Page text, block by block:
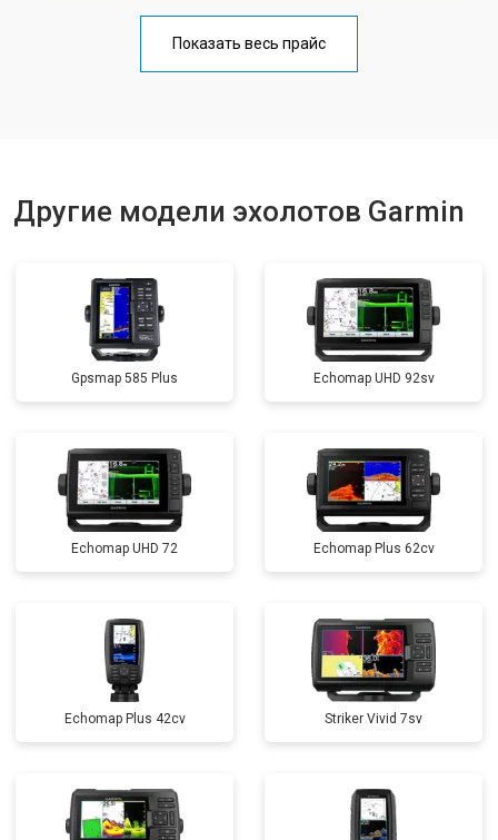
Показать весь прайс
Другие модели эхолотов Garmin
Gpsmap 585 Plus Echomap UHD 92sv
Echomap UHD 72 Echomap Plus 62cv
Echomap Plus 42cv Striker Vivid 7sv